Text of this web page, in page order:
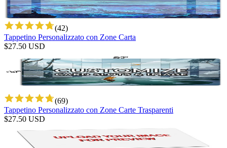
(42)
Tappetino Personalizzato con Zone Carta
$27.50 USD
(69)
Tappetino Personalizzato con Zone Carte Trasparenti
$27.50 USD